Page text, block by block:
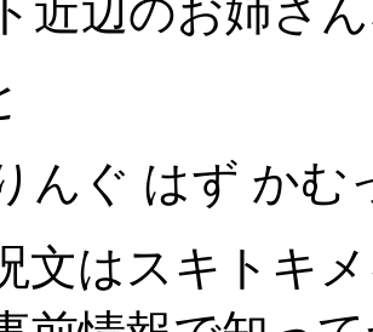
近辺のお姉さ
んぐ はず かむ
文はスキトキ